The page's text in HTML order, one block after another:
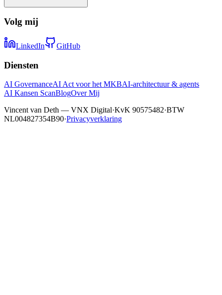
Volg mij
LinkedIn GitHub
Diensten
AI GovernanceAI Act voor het MKBAI-architectuur & agents
AI Kansen ScanBlogOver Mij
Vincent van Deth — VNX Digital·KvK 90575482·BTW
NL004827354B90·Privacyverklaring